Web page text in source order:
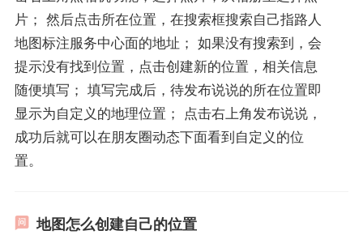
片； 然后点击所在位置，在搜索框搜索自己指路人
地图标注服务中心面的地址； 如果没有搜索到，会
提示没有找到位置，点击创建新的位置，相关信息
随便填写； 填写完成后，待发布说说的所在位置即
显示为自定义的地理位置； 点击右上角发布说说，
成功后就可以在朋友圈动态下面看到自定义的位
置。
地图怎么创建自己的位置